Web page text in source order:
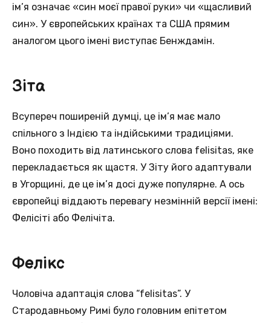
ім’я означає «син моєї правої руки» чи «щасливий
син». У європейських країнах та США прямим
аналогом цього імені виступає Бенждамін.
Зіта
Всупереч поширеній думці, це ім’я має мало
спільного з Індією та індійськими традиціями.
Воно походить від латинського слова felisitas, яке
перекладається як щастя. У Зіту його адаптували
в Угорщині, де це ім’я досі дуже популярне. А ось
європейці віддають перевагу незмінній версії імені:
Фелісіті або Фелічіта.
Фелікс
Чоловіча адаптація слова “felisitas”. У
Стародавньому Римі було головним епітетом